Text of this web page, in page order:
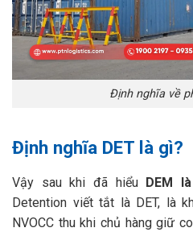
Định nghĩa về
Định nghĩa DET là gì?
Vậy sau khi đã hiểu DEM
Detention viết tắt là DET, là
NVOCC thu khi chủ hàng giữ